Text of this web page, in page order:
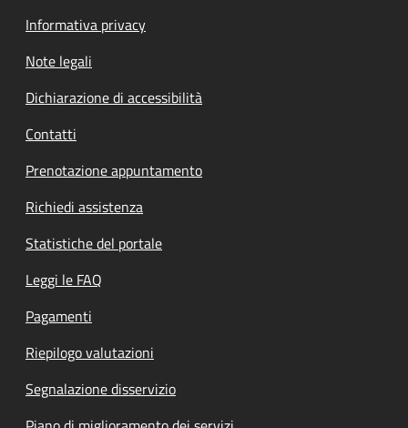
Informativa privacy
Note legali
Dichiarazione di accessibilità
Contatti
Prenotazione appuntamento
Richiedi assistenza
Statistiche del portale
Leggi le FAQ
Pagamenti
Riepilogo valutazioni
Segnalazione disservizio